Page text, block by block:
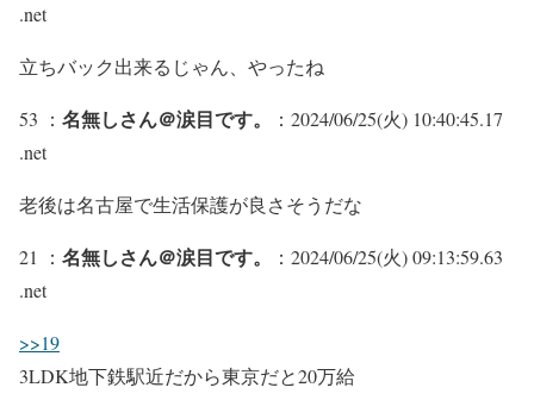
.net
立ちバック出来るじゃん、やったね
53 ： 名無しさん＠涙目です。
：2024/06/25(火) 10:40:45.17
.net
老後は名古屋で生活保護が良さそうだな
21 ： 名無しさん＠涙目です。
：2024/06/25(火) 09:13:59.63
.net
>>19
3LDK地下鉄駅近だから東京だと20万給